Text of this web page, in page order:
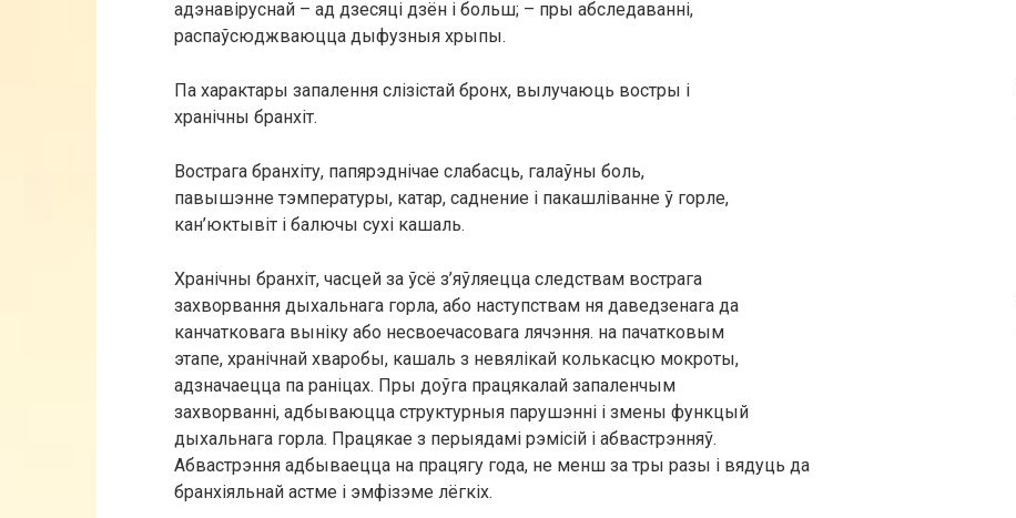
адэнавіруснай – ад дзесяці дзён і больш; – пры абследаванні,
распаўсюджваюцца дыфузныя хрыпы.
Па характары запалення слізістай бронх, вылучаюць востры і
хранічны бранхіт.
Вострага бранхіту, папярэднічае слабасць, галаўны боль,
павышэнне тэмпературы, катар, саднение і пакашліванне ў горле,
кан’юктывіт і балючы сухі кашаль.
Хранічны бранхіт, часцей за ўсё з’яўляецца следствам вострага
захворвання дыхальнага горла, або наступствам ня даведзенага да
канчатковага выніку або несвоечасовага лячэння. на пачатковым
этапе, хранічнай хваробы, кашаль з невялікай колькасцю мокроты,
адзначаецца па раніцах. Пры доўга працякалай запаленчым
захворванні, адбываюцца структурныя парушэнні і змены функцый
дыхальнага горла. Працякае з перыядамі рэмісій і абвастрэнняў.
Абвастрэння адбываецца на працягу года, не менш за тры разы і вядуць да
бранхіяльнай астме і эмфізэме лёгкіх.